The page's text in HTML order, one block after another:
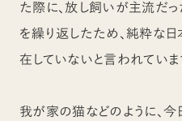
た際に、放し飼いが主流だ
を繰り返したため、純粋な
在していないと言われていま
我が家の猫などのように、